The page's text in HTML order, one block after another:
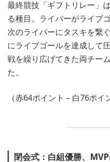
最終競技「ギフトリレー」
る種目。ライバーがライブ
次のライバーにタスキを繋
にライブゴールを達成して
戦を繰り広げてきた両チー
た。
（赤64ポイント – 白76ポイ
閉会式：白組優勝、